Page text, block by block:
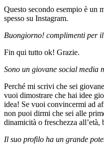
Questo secondo esempio è un
spesso su Instagram.
Buongiorno! complimenti per
Fin qui tutto ok! Grazie.
Sono un giovane social media
Perché mi scrivi che sei
vuoi dimostrare che hai idee
idea! Se vuoi convincermi ad
non puoi dirmi che sei alle
dinamicità o freschezza
Il suo profilo ha un grande